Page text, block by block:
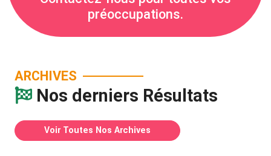
préoccupations.
ARCHIVES
Nos derniers Résultats
Voir Toutes Nos Archives